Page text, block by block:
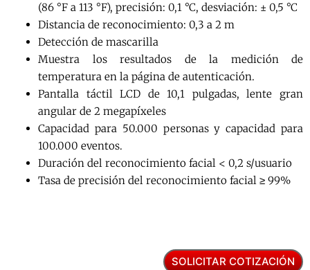
(86 °F a 113 °F), precisión: 0,1 °C, desviación: ± 0,5 °C
Distancia de reconocimiento: 0,3 a 2 m
Detección de mascarilla
Muestra los resultados de la medición de
temperatura en la página de autenticación.
Pantalla táctil LCD de 10,1 pulgadas, lente gran
angular de 2 megapíxeles
Capacidad para 50.000 personas y capacidad para
100.000 eventos.
Duración del reconocimiento facial < 0,2 s/usuario
Tasa de precisión del reconocimiento facial ≥ 99%
SOLICITAR COTIZACIÓN